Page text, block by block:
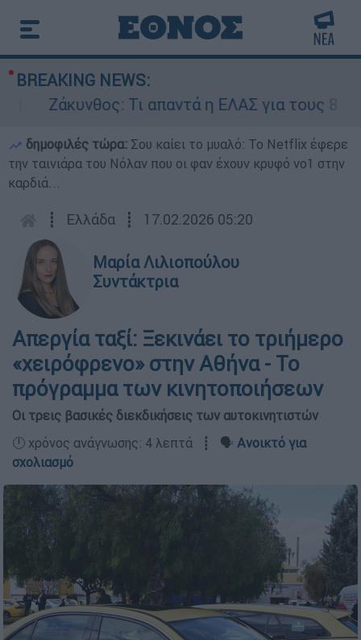
BREAKING NEWS:
Ζάκυνθος: Τι απαντά η ΕΛΑΣ για τους 8
δημοφιλές τώρα: Σου καίει το μυαλό: Το Netflix έφερε
την ταινιάρα του Νόλαν που οι φαν έχουν κρυφό νο1 στην
καρδιά...
┋ Ελλάδα ┋ 17.02.2026 05:20
Μαρία Λιλιοπούλου
Συντάκτρια
Απεργία ταξί: Ξεκινάει το τριήμερο
«χειρόφρενο» στην Αθήνα - Το
πρόγραμμα των κινητοποιήσεων
Οι τρεις βασικές διεκδικήσεις των αυτοκινητιστών
🕛 χρόνος ανάγνωσης: 4 λεπτά ┋ 🗣️ Ανοικτό για
σχολιασμό